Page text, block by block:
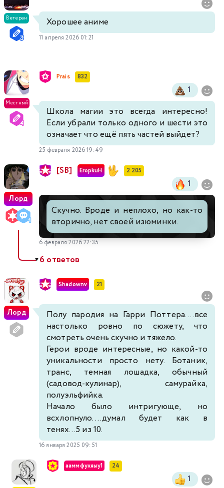
Ветеран Хорошее аниме
11 апреля 2026 01:21
Местный
Prais 832
1
Школа магии это всегда интересно!
Если убрали только одного и шести это
означает что ещё пять частей выйдет?
25 февраля 2026 19:49
Лорд
[SB] EropkuH 2 205
1
Скучно. Вроде и неплохо, но как-то
вторично, нет своей изюминки.
6 февраля 2026 22:35
▼6 ответов
Лорд
Shadownv 21
Полу пародия на Гарри Поттера....все
настолько ровно по сюжету, что
смотреть очень скучно и тяжело.
Герои вроде интересные, но какой-то
уникальности просто нету. Ботаник,
транс, темная лошадка, обычный
(садовод-кулинар), самурайка,
полуэльфийка.
Начало было интригующе, но
всхлопнуло....думал будет как в
тенях...5 из 10.
16 января 2025 09:51
ааммфукяыу1 24
1